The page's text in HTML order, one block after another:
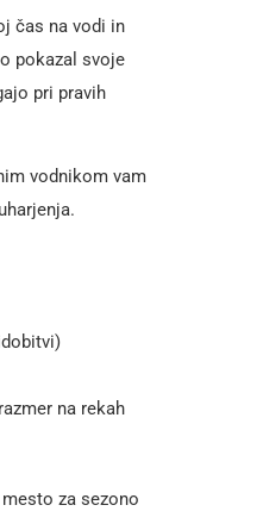
čas na vodi in
pokazal svoje
pri pravih
vodnikom vam
na rekah
za sezono